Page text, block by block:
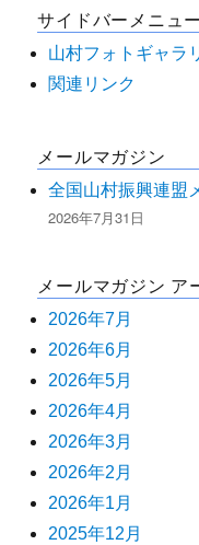
象:
サイドバーメニュー
山村フォトギャラ
関連リンク
メールマガジン
全国山村振興連盟
2026年7月31日
メールマガジン ア
2026年7月
2026年6月
2026年5月
2026年4月
2026年3月
2026年2月
2026年1月
2025年12月